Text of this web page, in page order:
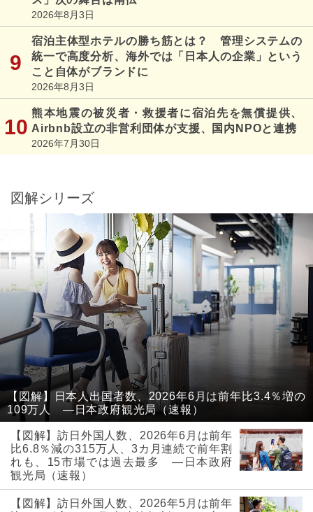
2026年8月3日
宿泊主体型ホテルの勝ち筋とは？ 管理システムの
統一で高度分析、海外では「日本人の企業」という
こと自体がブランドに
2026年8月3日
熊本地震の被災者・救援者に宿泊先を無償提供、
Airbnb設立の非営利団体が支援、国内NPOと連携
2026年7月30日
図解シリーズ
【図解】日本人出国者数、2026年6月は前年比3.4％増の
109万人 ―日本政府観光局（速報）
【図解】訪日外国人数、2026年6月は前年
比6.8％減の315万人、3カ月連続で前年割
れも、15市場では過去最多 ―日本政府
観光局（速報）
【図解】訪日外国人数、2026年5月は前年